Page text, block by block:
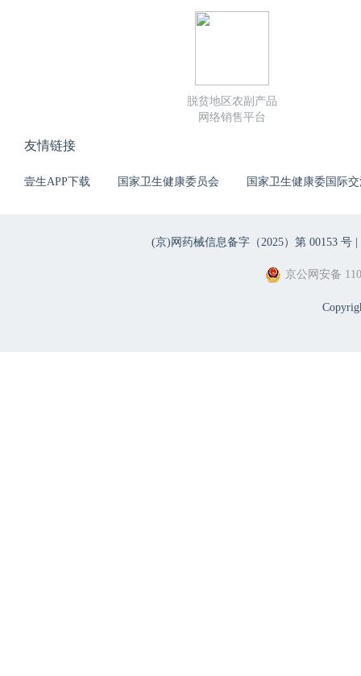
脱贫地区农副产品
网络销售平台
友情链接
壹生APP下载 国家卫生健康委员会 国家卫生健康委国际
(京)网药械信息备字（2025）第 00153 号 |
京公网安备